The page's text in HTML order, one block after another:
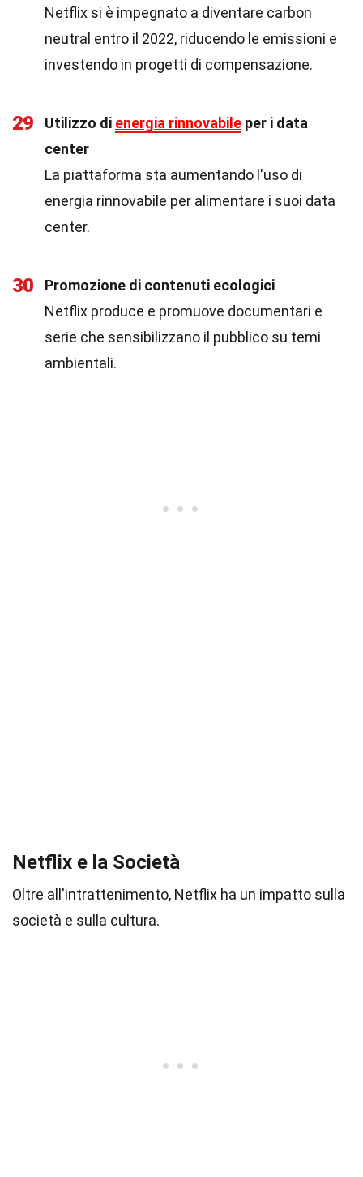
Netflix si è impegnato a diventare carbon
neutral entro il 2022, riducendo le emissioni e
investendo in progetti di compensazione.
29 Utilizzo di energia rinnovabile per i data
center
La piattaforma sta aumentando l'uso di
energia rinnovabile per alimentare i suoi data
center.
30
Promozione di contenuti ecologici
Netflix produce e promuove documentari e
serie che sensibilizzano il pubblico su temi
ambientali.
Netflix e la Società
Oltre all'intrattenimento, Netflix ha un impatto sulla
società e sulla cultura.